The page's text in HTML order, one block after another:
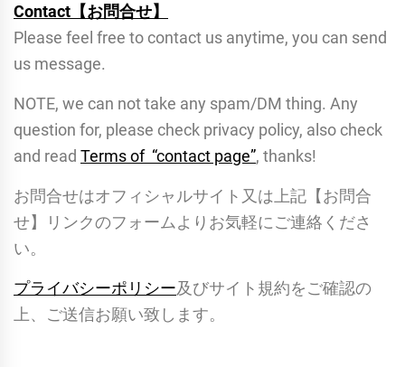
Contact【お問合せ】
Please feel free to contact us anytime, you can send
us message.
NOTE, we can not take any spam/DM thing. Any
question for, please check privacy policy, also check
and read Terms of “contact page”, thanks!
お問合せはオフィシャルサイト又は上記【お問合
せ】リンクのフォームよりお気軽にご連絡くださ
い。
プライバシーポリシー及びサイト規約をご確認の
上、ご送信お願い致します。